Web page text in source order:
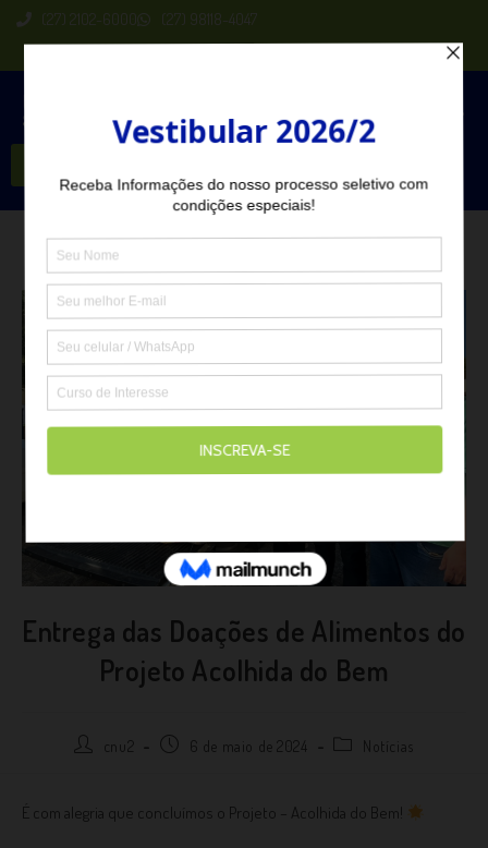
(27) 2102-6000 (27) 98118-4047
Entrega das Doações de Alimentos do
Projeto Acolhida do Bem
cnu2 6 de maio de 2024 Notícias
É com alegria que concluímos o Projeto – Acolhida do Bem!